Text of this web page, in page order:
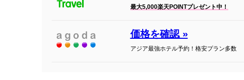
最大5,000楽天POINTプレゼント中！
価格を確認 »
アジア最強ホテル予約！格安プラン多数